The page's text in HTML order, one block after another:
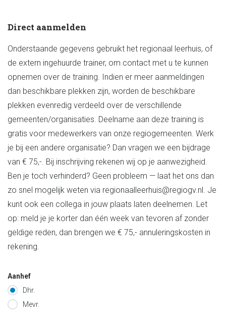
Direct aanmelden
Onderstaande gegevens gebruikt het regionaal leerhuis, of
de extern ingehuurde trainer, om contact met u te kunnen
opnemen over de training. Indien er meer aanmeldingen
dan beschikbare plekken zijn, worden de beschikbare
plekken evenredig verdeeld over de verschillende
gemeenten/organisaties. Deelname aan deze training is
gratis voor medewerkers van onze regiogemeenten. Werk
je bij een andere organisatie? Dan vragen we een bijdrage
van € 75,-. Bij inschrijving rekenen wij op je aanwezigheid.
Ben je toch verhinderd? Geen probleem — laat het ons dan
zo snel mogelijk weten via regionaalleerhuis@regiogv.nl. Je
kunt ook een collega in jouw plaats laten deelnemen. Let
op: meld je je korter dan één week van tevoren af zonder
geldige reden, dan brengen we € 75,- annuleringskosten in
rekening.
Aanhef
Dhr.
Mevr.